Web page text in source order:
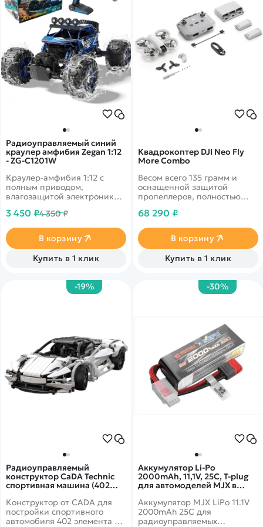
Радиоуправляемый синий
краулер амфибия Zegan 1:12
- ZG-C1201W
Краулер-амфибия 1:12 с
полным приводом,
влагозащитой электроники
Скорость до 12 км/ч.
3 450 ₽4 350 ₽
В корзину
Купить в 1 клик
Квадрокоптер DJI Neo Fly
More Combo
Весом всего 135 грамм и
оснащенной защитой
пропеллеров, полностью
грациозно взлетает с вашей
делает съемку.
68 290 ₽
В корзину
Купить в 1 клик
-19%
Радиоуправляемый
конструктор CaDA Technic
спортивная машина (402
Конструктор от CADA для
постройки спортивного
автомобиля 402 элемента в
-30%
Аккумулятор Li-Po
2000mAh, 11,1V, 25C, T‐plug
для автомоделей MJX в
9.1.01.2.0020
Аккумулятор MJX LiPo 11.1V
2000mAh 25C для
радиоуправляемых